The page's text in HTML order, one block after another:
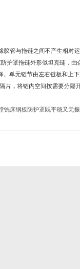
管与拖链之间不产生相对
护罩拖链外形似坦克链，
单元链节由左右链板和上
，将链内空间按需要分隔开
铣床钢板防护罩既平稳又无